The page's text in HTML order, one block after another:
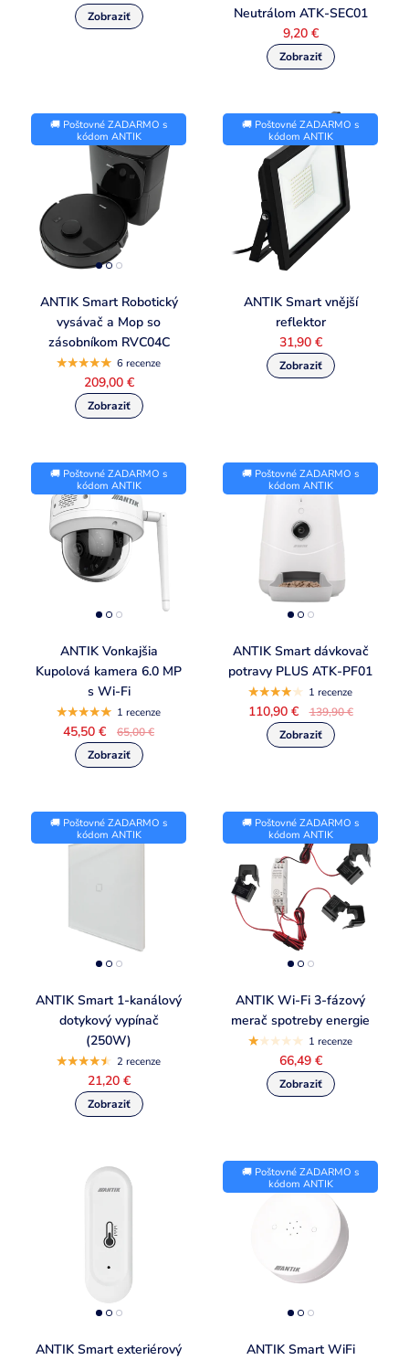
Neutrálom ATK-SEC01
9,20 €
🚚 Poštovné ZADARMO s
kódom ANTIK
ANTIK Smart Robotický
vysávač a Mop so
zásobníkom RVC04C
6 recenze
209,00 €
🚚 Poštovné ZADARMO s
kódom ANTIK
ANTIK Smart vnější
reflektor
31,90 €
🚚 Poštovné ZADARMO s
kódom ANTIK
ANTIK Vonkajšia
Kupolová kamera 6.0 MP
s Wi-Fi
1 recenze
45,50 € 65,00 €
🚚 Poštovné ZADARMO s
kódom ANTIK
ANTIK Smart dávkovač
potravy PLUS ATK-PF01
1 recenze
110,90 € 139,90 €
🚚 Poštovné ZADARMO s
kódom ANTIK
ANTIK Smart 1-kanálový
dotykový vypínač
(250W)
2 recenze
21,20 €
🚚 Poštovné ZADARMO s
kódom ANTIK
ANTIK Wi-Fi 3-fázový
merač spotreby energie
1 recenze
66,49 €
ANTIK Smart exteriérový
🚚 Poštovné ZADARMO s
kódom ANTIK
ANTIK Smart WiFi